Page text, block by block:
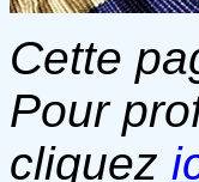
Cette
Pour
cliquez